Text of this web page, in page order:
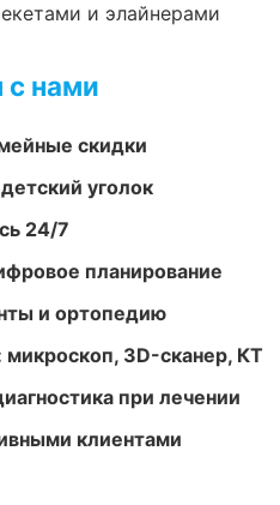
и элайнерами
нами
скидки
уголок
24/7
планирование
и ортопедию
3D-сканер, КТ
при лечении
клиентами